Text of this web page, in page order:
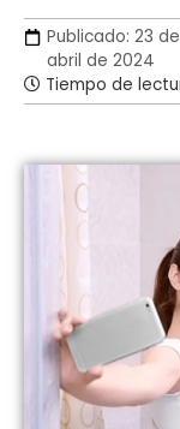
Publicado: 23
abril de 2024
Tiempo de